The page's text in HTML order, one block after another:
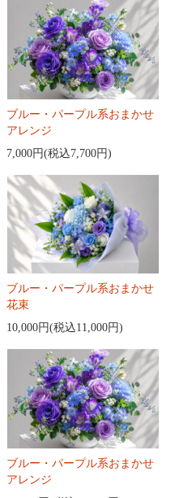
ブルー・パープル系おまかせ
アレンジ
7,000円(税込7,700円)
ブルー・パープル系おまかせ
花束
10,000円(税込11,000円)
ブルー・パープル系おまかせ
アレンジ